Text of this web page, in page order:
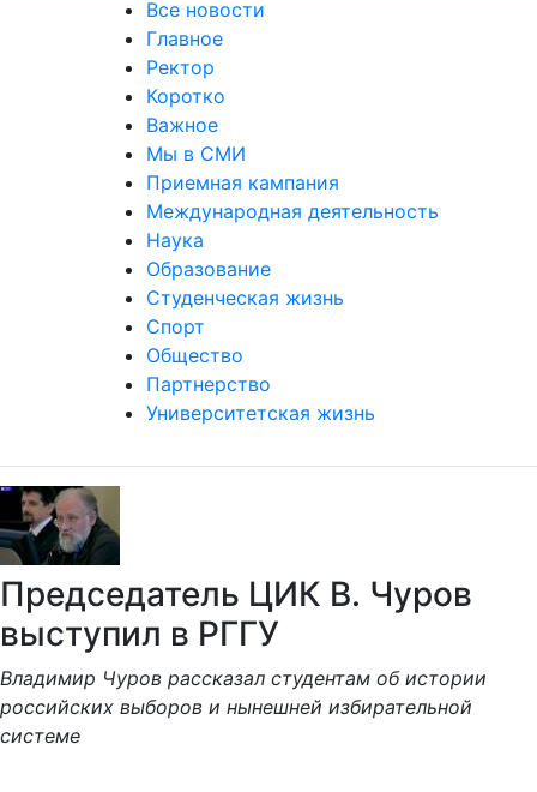
Все новости
Главное
Ректор
Коротко
Важное
Мы в СМИ
Приемная кампания
Международная деятельность
Наука
Образование
Студенческая жизнь
Спорт
Общество
Партнерство
Университетская жизнь
Председатель ЦИК В. Чуров
выступил в РГГУ
Владимир Чуров рассказал студентам об истории
российских выборов и нынешней избирательной
системе